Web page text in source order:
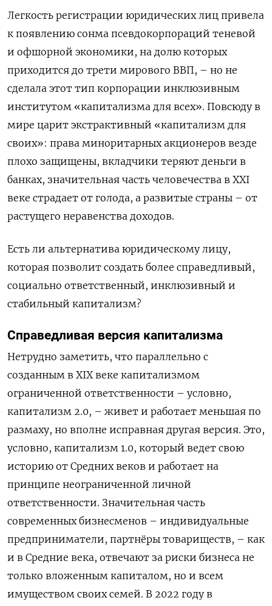
Легкость регистрации юридических лиц привела
к появлению сонма псевдокорпораций теневой
и офшорной экономики, на долю которых
приходится до трети мирового ВВП, – но не
сделала этот тип корпорации инклюзивным
институтом «капитализма для всех». Повсюду в
мире царит экстрактивный «капитализм для
своих»: права миноритарных акционеров везде
плохо защищены, вкладчики теряют деньги в
банках, значительная часть человечества в XXI
веке страдает от голода, а развитые страны – от
растущего неравенства доходов.
Есть ли альтернатива юридическому лицу,
которая позволит создать более справедливый,
социально ответственный, инклюзивный и
стабильный капитализм?
Справедливая версия капитализма
Нетрудно заметить, что параллельно с
созданным в XIX веке капитализмом
ограниченной ответственности – условно,
капитализм 2.0, – живет и работает меньшая по
размаху, но вполне исправная другая версия. Это,
условно, капитализм 1.0, который ведет свою
историю от Средних веков и работает на
принципе неограниченной личной
ответственности. Значительная часть
современных бизнесменов – индивидуальные
предприниматели, партнёры товариществ, – как
и в Средние века, отвечают за риски бизнеса не
только вложенным капиталом, но и всем
имуществом своих семей. В 2022 году в